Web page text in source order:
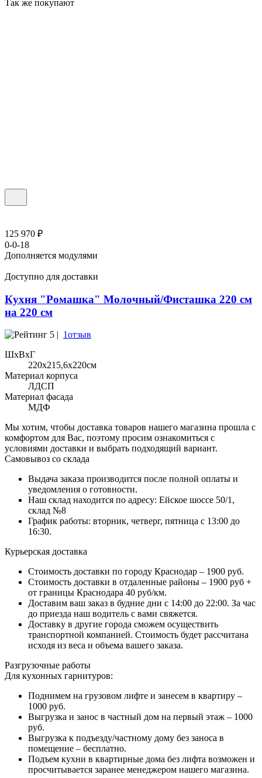
Так же покупают
125 970 ₽
0-0-18
Дополняется модулями
Доступно для доставки
Кухня "Ромашка" Молочный/Фисташка 220 см
на 220 см
5 | 1отзыв
ШхВхГ
220x215,6х220см
Материал корпуса
ЛДСП
Материал фасада
МДФ
Мы хотим, чтобы доставка товаров нашего магазина прошла с
комфортом для Вас, поэтому просим ознакомиться с
условиями доставки и выбрать подходящий вариант.
Самовывоз со склада
Выдача заказа производится после полной оплаты и
уведомления о готовности.
Наш склад находится по адресу: Ейское шоссе 50/1,
склад №8
График работы: вторник, четверг, пятница с 13:00 до
16:30.
Курьерская доставка
Стоимость доставки по городу Краснодар – 1900 руб.
Стоимость доставки в отдаленные районы – 1900 руб +
от границы Краснодара 40 руб/км.
Доставим ваш заказ в будние дни с 14:00 до 22:00. За час
до приезда наш водитель с вами свяжется.
Доставку в другие города сможем осуществить
транспортной компанией. Стоимость будет рассчитана
исходя из веса и объема вашего заказа.
Разгрузочные работы
Для кухонных гарнитуров:
Поднимем на грузовом лифте и занесем в квартиру –
1000 руб.
Выгрузка и занос в частный дом на первый этаж – 1000
руб.
Выгрузка к подъезду/частному дому без заноса в
помещение – бесплатно.
Подъем кухни в квартирные дома без лифта возможен и
просчитывается заранее менеджером нашего магазина.